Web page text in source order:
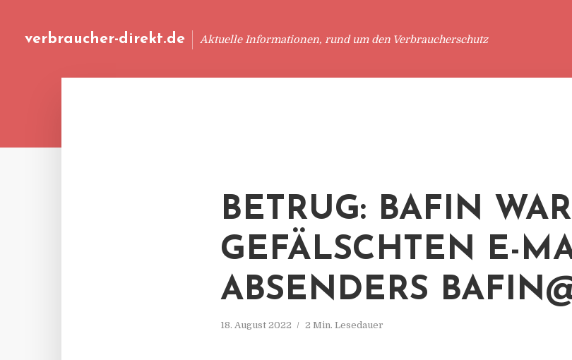
verbraucher-direkt.de Aktuelle Informationen, rund um den Verbraucherschutz
BETRUG: BAFIN
GEFÄLSCHTEN E-
ABSENDERS
18. August 2022 2 Min. Lesedauer